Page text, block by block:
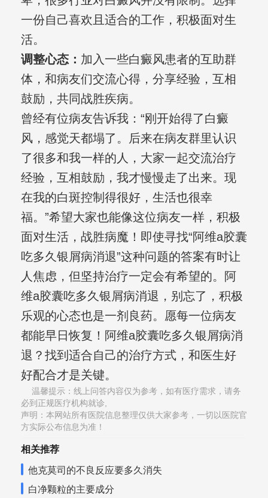
一份自己喜欢且适合的工作，积极面对生
活。
调整心态： 加入一些白癜风患者的互助群
体，和病友们交流心得，分享经验，互相
鼓励，共同战胜疾病。
曾经有位病友告诉我：“刚开始得了白癜
风，感觉天都塌了。后来在病友群里认识
了很多和我一样的人，大家一起交流治疗
经验，互相鼓励，我才慢慢走了出来。现
在我的白斑控制得很好，生活也很幸
福。”希望大家也能像这位病友一样，积极
面对生活，战胜病魔！即使寻找“阿维a胶囊
吃多久银屑病消退”这种问题的答案有时让
人焦虑，但坚持治疗一定会有希望的。阿
维a胶囊吃多久银屑病消退，别忘了，积极
乐观的心态也是一剂良药。愿每一位病友
都能早日恢复！阿维a胶囊吃多久银屑病消
退？找到适合自己的治疗方式，和医生好
好配合才是关键。
温馨提示：线上问答内容仅为参考，如有医疗需求，请务
必到正规医疗机构就诊,
声明：本网站所有医院信息整理仅供大家参考，一切以医院官
方实际公布信息为准！
相关推荐
他克莫司的不良反应要多久消失
白净颗粒的主要成分